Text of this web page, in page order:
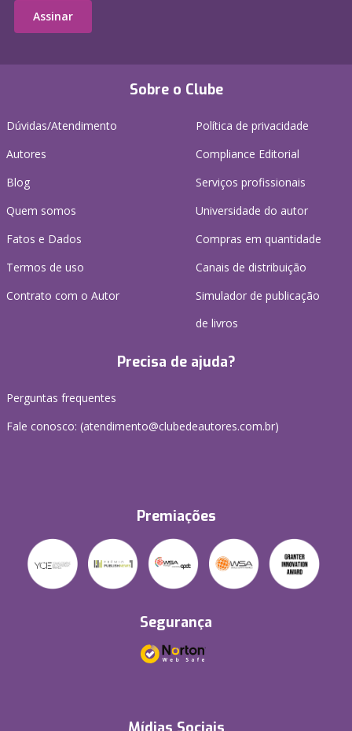
Sobre o Clube
Dúvidas/Atendimento
Autores
Blog
Quem somos
Fatos e Dados
Termos de uso
Contrato com o Autor
Política de privacidade
Compliance Editorial
Serviços profissionais
Universidade do autor
Compras em quantidade
Canais de distribuição
Simulador de publicação
de livros
Precisa de ajuda?
Perguntas frequentes
Fale conosco: (atendimento@clubedeautores.com.br)
Premiações
Segurança
Assinar